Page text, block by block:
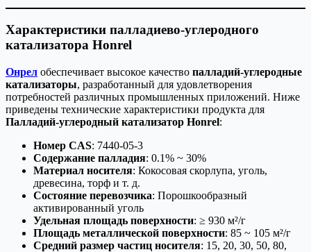
Характеристики палладиево-углеродного
катализатора Honrel
Онрел обеспечивает высокое качество палладий-углеродные
катализаторы, разработанный для удовлетворения
потребностей различных промышленных приложений. Ниже
приведены технические характеристики продукта для
Палладий-углеродный катализатор Honrel:
Номер CAS: 7440-05-3
Содержание палладия: 0.1% ~ 30%
Материал носителя: Кокосовая скорлупа, уголь,
древесина, торф и т. д.
Состояние перевозчика: Порошкообразный
активированный уголь
Удельная площадь поверхности: ≥ 930 м²/г
Площадь металлической поверхности: 85 ~ 105 м²/г
Средний размер частиц носителя: 15, 20, 30, 50, 80,